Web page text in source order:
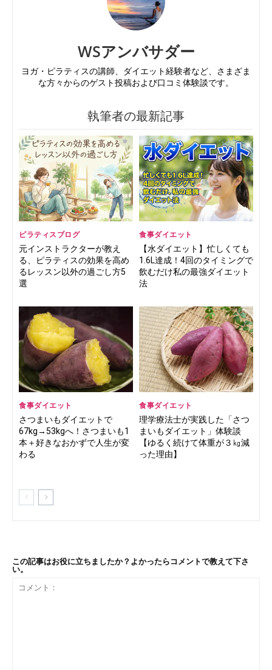
WSアンバサダー
ヨガ・ピラティスの講師、ダイエット経験者など、さまざま
な方々からのゲスト投稿および口コミ体験談です。
執筆者の最新記事
ピラティスブログ
元インストラクターが教え
る、ピラティスの効果を高め
るレッスン以外の過ごし方5
選
食事ダイエット
【水ダイエット】忙しくても
1.6L達成！4回のタイミングで
飲むだけ私の最強ダイエット
法
食事ダイエット
さつまいもダイエットで
67kg→53kgへ！さつまいも1
本＋好きなおかずで人生が変
わる
食事ダイエット
理学療法士が実践した「さつ
まいもダイエット」体験談
【ゆるく続けて体重が３㎏減
った理由】
この記事はお役に立ちましたか？よかったらコメントで教えて下さ
い。